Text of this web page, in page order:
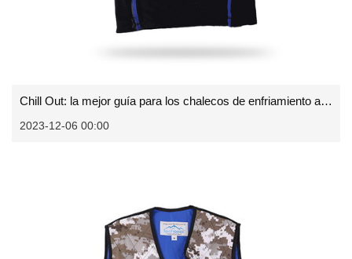
Chill Out: la mejor guía para los chalecos de enfriamiento al aire libre
2023-12-06 00:00